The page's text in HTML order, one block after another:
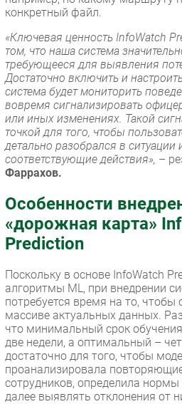
конкретный файл.
«Ключевая ценность InfoWatch
том, что наша система
требующееся для выявления
Достаточно включить и
система будет мониторить
вовремя сигнализировать
или иных изменениях. Такой
точкой для того, чтобы
детально разобрался в ситуации
соответствующие действия», –
Фаррахов.
Особенности
«дорожная карта»
Prediction
Поскольку в основе InfoWatch
алгоритмы ML, при внедрении
потребуется время на то, чтобы
массиве актуальных данных.
что минимальный срок
две недели, а оптимальный –
достаточно для того, чтобы
проанализировала
сотрудников, определила
далее выявлять отклонения от